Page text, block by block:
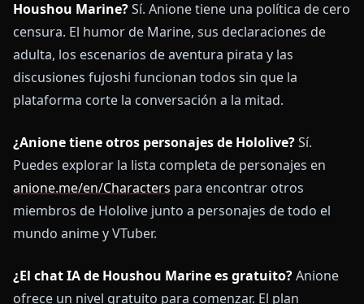
Houshou Marine?Sí. Anione tiene una política de cero
censura. El humor de Marine, sus declaraciones de
adulta, los escenarios de aventura pirata y las
discusiones fujoshi funcionan todos sin que la
plataforma corte la conversación a la mitad.
¿Anione tiene otros personajes de Hololive?Sí.
Puedes explorar la lista completa de personajes en
anione.me/en/Characters para encontrar otros
miembros de Hololive junto a personajes de todo el
mundo anime y VTuber.
¿El chat IA de Houshou Marine es gratuito?Anione
ofrece un nivel gratuito para comenzar. El plan